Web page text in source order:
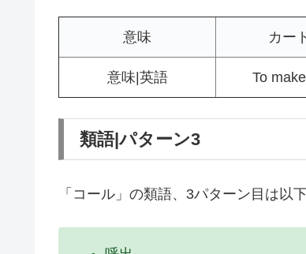
意味 カー
意味|英語 To
類語|パターン3
「コール」の類語、3パターン目は以